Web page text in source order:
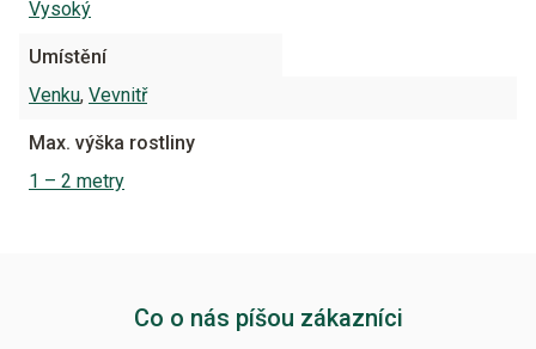
Vysoký
Umístění
Venku, Vevnitř
Max. výška rostliny
1 – 2 metry
Co o nás píšou zákazníci